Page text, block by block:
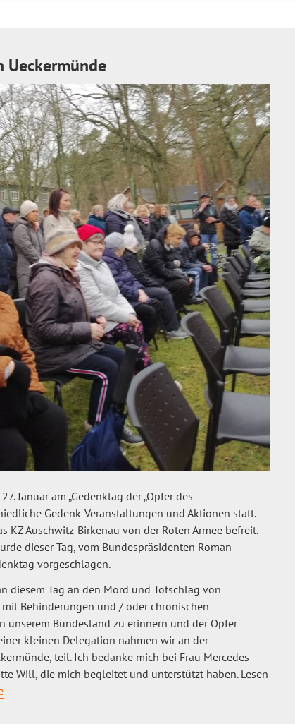
Ueckermünde
Januar am „Gedenktag der „Opfer des
Gedenk-Veranstaltungen und Aktionen statt.
KZ Auschwitz-Birkenau von der Roten Armee befreit.
dieser Tag, vom Bundespräsidenten Roman
vorgeschlagen.
diesem Tag an den Mord und Totschlag von
Behinderungen und / oder chronischen
unserem Bundesland zu erinnern und der Opfer
kleinen Delegation nahmen wir an der
teil. Ich bedanke mich bei Frau Mercedes
Will, die mich begleitet und unterstützt haben. Lesen